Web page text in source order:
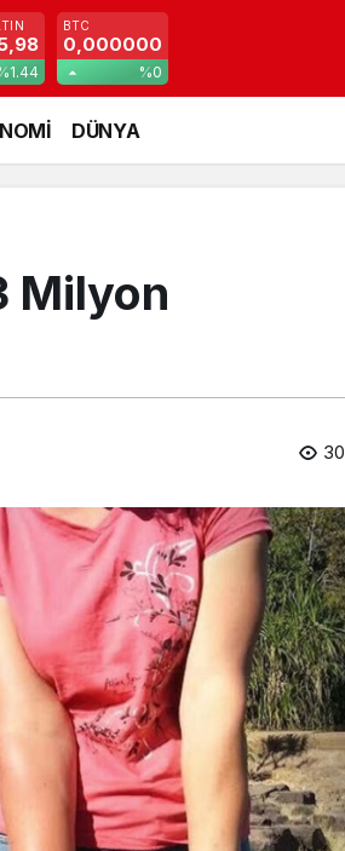
BTC
0,000000
%0
DÜNYA
Milyon
30